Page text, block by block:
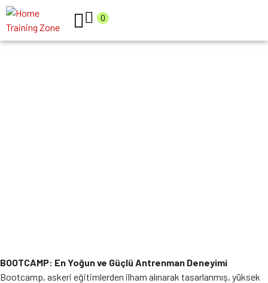
0
BOOTCAMP: En Yoğun ve Güçlü Antrenman Deneyimi
Bootcamp, askeri eğitimlerden ilham alınarak tasarlanmış, yüksek